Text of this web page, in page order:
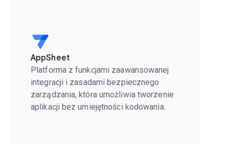
AppSheet
Platforma z funkcjami zaawansowanej
integracji i zasadami bezpiecznego
zarządzania, która umożliwia tworzenie
aplikacji bez umiejętności kodowania.